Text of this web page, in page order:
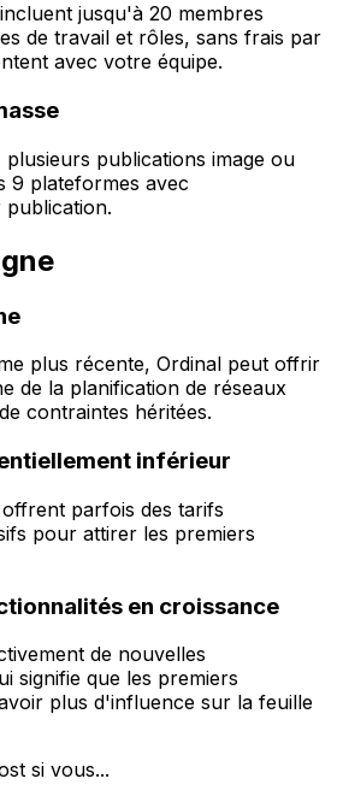
jusqu'à 20 membres
de travail et rôles, sans frais par
avec votre équipe.
publications image ou
9 plateformes avec
publication.
plus récente, Ordinal peut offrir
de la planification de réseaux
contraintes héritées.
inférieur
parfois des tarifs
pour attirer les premiers
en croissance
de nouvelles
signifie que les premiers
plus d'influence sur la feuille
si vous...